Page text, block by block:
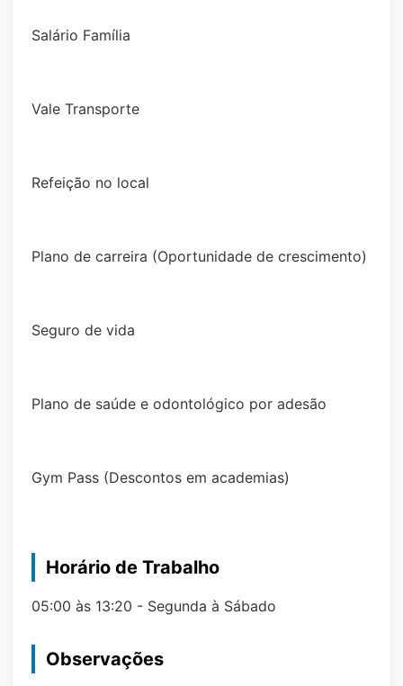
Salário Família
Vale Transporte
Refeição no local
Plano de carreira (Oportunidade de crescimento)
Seguro de vida
Plano de saúde e odontológico por adesão
Gym Pass (Descontos em academias)
Horário de Trabalho
05:00 às 13:20 - Segunda à Sábado
Observações